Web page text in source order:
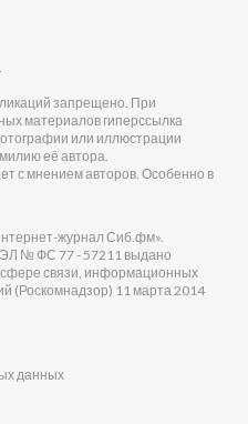
запрещено. При
материалов гиперссылка
или иллюстрации
её автора.
с мнением авторов. Особенно в
журнал Сиб.фм».
№ ФС 77 - 57211 выдано
связи, информационных
(Роскомнадзор) 11 марта 2014
данных